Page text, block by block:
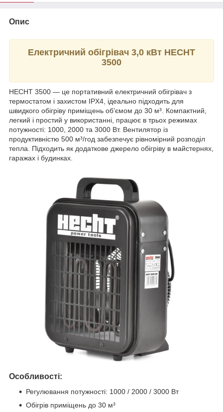
Опис
Електричний обігрівач 3,0 кВт HECHT
3500
HECHT 3500 — це портативний електричний обігрівач з
термостатом і захистом IPX4, ідеально підходить для
швидкого обігріву приміщень об’ємом до 30 м³. Компактний,
легкий і простий у використанні, працює в трьох режимах
потужності: 1000, 2000 та 3000 Вт. Вентилятор із
продуктивністю 500 м³/год забезпечує рівномірний розподіл
тепла. Підходить як додаткове джерело обігріву в майстернях,
гаражах і будинках.
Особливості:
Регулювання потужності: 1000 / 2000 / 3000 Вт
Обігрів приміщень до 30 м³